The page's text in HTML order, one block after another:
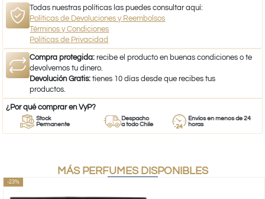
Todas nuestras políticas las puedes consultar aquí:
Políticas de Devoluciones y Reembolsos
Términos y Condiciones
Políticas de Privacidad
Compra protegida: recibe el producto en buenas condiciones o te
devolvemos tu dinero.
Devolución Gratis: tienes 10 días desde que recibes tus
productos.
¿Por qué comprar en VyP?
Stock
Permanente
Despacho
a todo Chile
Envíos en menos de 24
horas
MÁS PERFUMES DISPONIBLES
-23%